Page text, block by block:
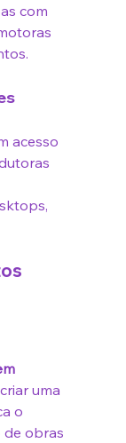
com
acesso
uma
o
de obras